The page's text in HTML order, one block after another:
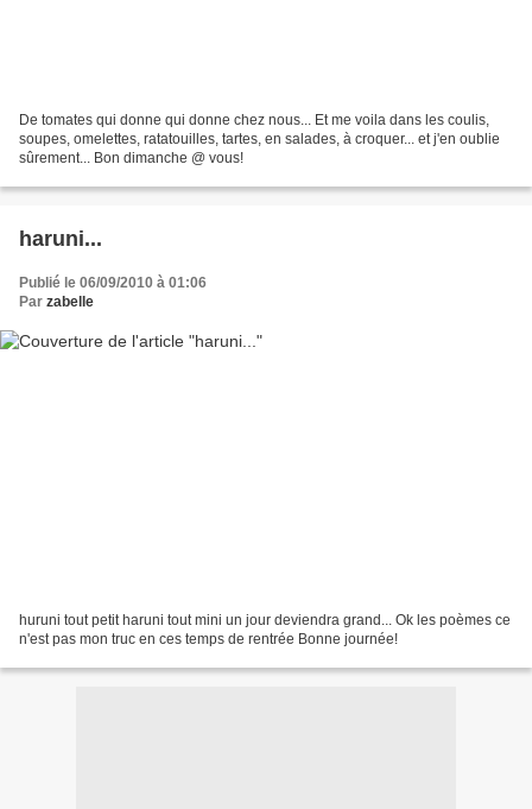
De tomates qui donne qui donne chez nous... Et me voila dans les coulis,
soupes, omelettes, ratatouilles, tartes, en salades, à croquer... et j'en oublie
sûrement... Bon dimanche @ vous!
haruni...
Publié le 06/09/2010 à 01:06
Par zabelle
huruni tout petit haruni tout mini un jour deviendra grand... Ok les poèmes ce
n'est pas mon truc en ces temps de rentrée Bonne journée!